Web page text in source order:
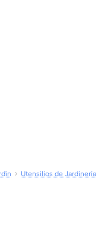
Utensilios de Jardinería